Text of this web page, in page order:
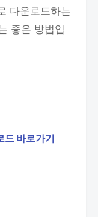
다운로드하는
좋은 방법입
드 바로가기